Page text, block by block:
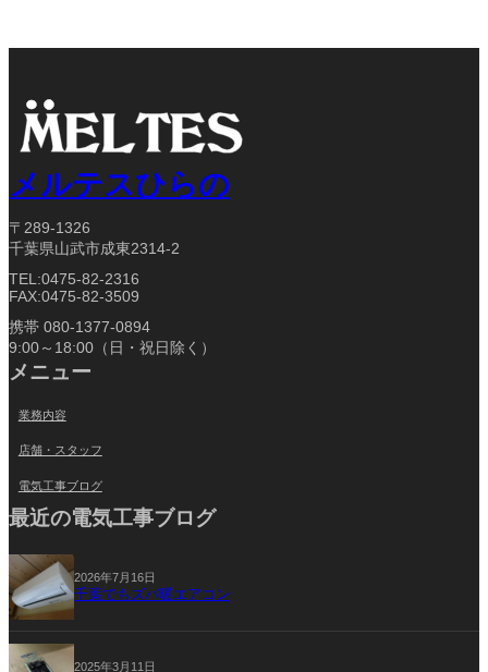
メルテスひらの
〒289-1326
千葉県山武市成東2314-2
TEL:0475-82-2316
FAX:0475-82-3509
携帯 080-1377-0894
9:00～18:00（日・祝日除く）
メニュー
業務内容
店舗・スタッフ
電気工事ブログ
最近の電気工事ブログ
2026年7月16日
千葉でもズバ暖エアコン
2025年3月11日